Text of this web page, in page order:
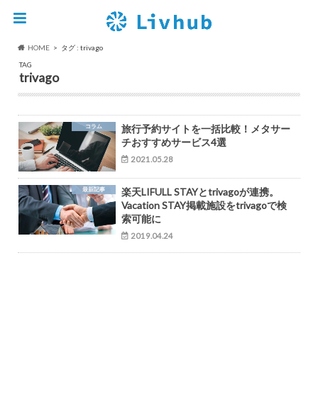
HOME
タグ : trivago
TAG
trivago
コラム
旅行予約サイトを一括比較！メタサー
チおすすめサービス4選
2021.05.28
最新記事
楽天LIFULL STAYとtrivagoが連携。
Vacation STAY掲載施設をtrivagoで検
索可能に
2019.04.24